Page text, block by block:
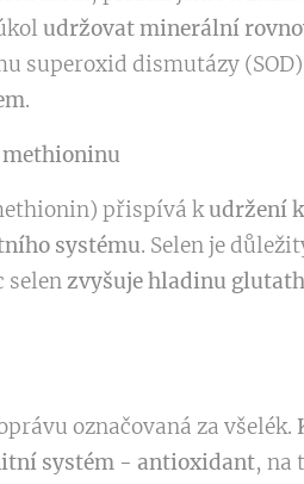
udržovat minerální
superoxid dismutázy
.
methioninu
přispívá kudržení
systému. Selen je
selenzvyšuje hladinu
označovaná za všelék.
systém - antioxidant, na